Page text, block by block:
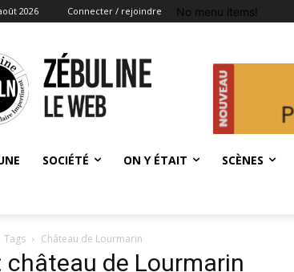
2026 Connecter / rejoindre No menu items!
SOCIÉTÉ ON Y ÉTAIT SCÈNES
Tags Château de Lourmarin
château de Lourmarin